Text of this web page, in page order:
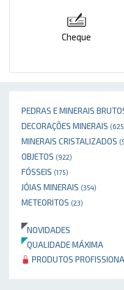
PEDRAS E MINERAIS
DECORAÇÕES MINERAIS
MINERAIS CRISTALIZADOS
OBJETOS (922)
FÓSSEIS (175)
JÓIAS MINERAIS (354)
METEORITOS (23)
NOVIDADES
QUALIDADE MÁXIMA
PRODUTOS
Cheque